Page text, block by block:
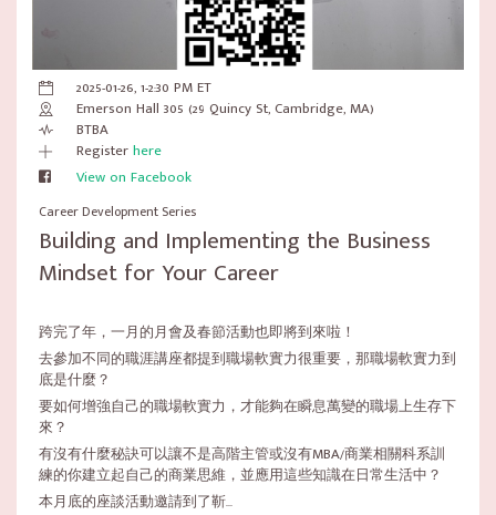
2025-01-26, 1-2:30 PM ET
Emerson Hall 305 (29 Quincy St, Cambridge, MA)
BTBA
Registerhere
View on Facebook
Career Development Series
Building and Implementing the Business
Mindset for Your Career
跨完了年，一月的月會及春節活動也即將到來啦！
去參加不同的職涯講座都提到職場軟實力很重要，那職場軟實力到
底是什麼？
要如何增強自己的職場軟實力，才能夠在瞬息萬變的職場上生存下
來？
有沒有什麼秘訣可以讓不是高階主管或沒有MBA/商業相關科系訓
練的你建立起自己的商業思維，並應用這些知識在日常生活中？
本月底的座談活動邀請到了靳...